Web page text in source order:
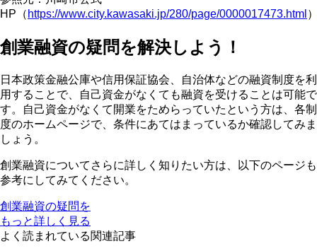
HP（ https://www.city.kawasaki.jp/280/page/0000017473.html
創業融資の疑問を解決しよう！
日本政策金融公庫や信用保証協会、自治体などの融資制度を利
用することで、自己資金がなくても融資を受けることは可能で
す。自己資金がなくて開業をためらっていたという方は、各制
度のホームページで、条件にあてはまっているか確認してみま
しょう。
創業融資についてさらに詳しく知りたい方は、以下のページも
参考にしてみてください。
創業融資の疑問を
もっと詳しく見る
よく読まれている関連記事